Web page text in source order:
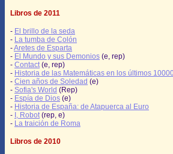
Libros de 2011
- El brillo de la seda
- La tumba de Colón
-Aretes de Esparta
- El Mundo y sus Demonios (e, rep)
- Contact (e, rep)
- Historia de las Matemáticas en los últimos
- Cien años de Soledad (e)
- Sofia's World (Rep)
- Espía de Dios (e)
- Historia de España: de Atapuerca al Euro
- I, Robot (rep, e)
- La traición de Roma
Libros de 2010